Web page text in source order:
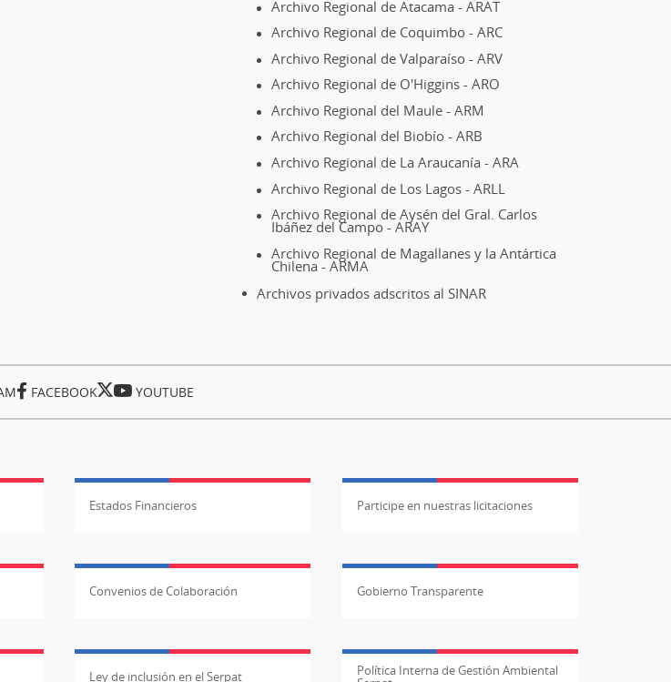
Archivo Regional de Atacama - ARAT
Archivo Regional de Coquimbo - ARC
Archivo Regional de Valparaíso - ARV
Archivo Regional de O'Higgins - ARO
Archivo Regional del Maule - ARM
Archivo Regional del Biobío - ARB
Archivo Regional de La Araucanía - ARA
Archivo Regional de Los Lagos - ARLL
Archivo Regional de Aysén del Gral. Carlos
Ibáñez del Campo - ARAY
Archivo Regional de Magallanes y la Antártica
Chilena - ARMA
Archivos privados adscritos al SINAR
FACEBOOK YOUTUBE
Estados Financieros Participe en nuestras licitaciones
Convenios de Colaboración Gobierno Transparente
Ley de inclusión en el Serpat Política Interna de Gestión Ambiental